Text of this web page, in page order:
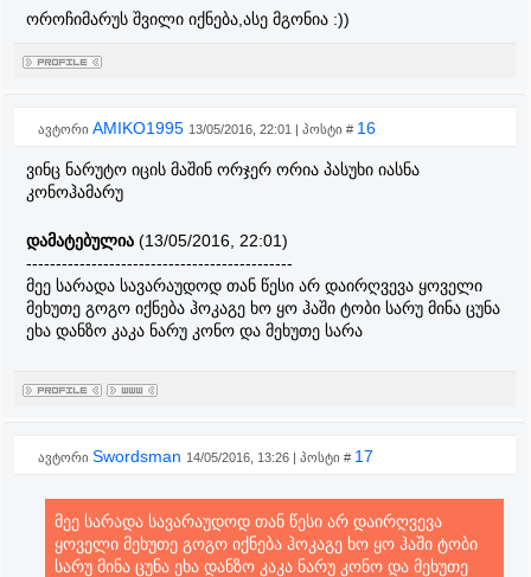
ოროჩიმარუს შვილი იქნება,ასე მგონია :))
ავტორი AMIKO1995 13/05/2016, 22:01 | პოსტი # 16
ვინც ნარუტო იცის მაშინ ორჯერ ორია პასუხი იასნა
კონოჰამარუ
დამატებულია (13/05/2016, 22:01)
---------------------------------------------
მეე სარადა სავარაუდოდ თან წესი არ დაირღვევა ყოველი
მეხუთე გოგო იქნება ჰოკაგე ხო ყო ჰაში ტობი სარუ მინა ცუნა
ეხა დანზო კაკა ნარუ კონო და მეხუთე სარა
ავტორი Swordsman 14/05/2016, 13:26 | პოსტი # 17
მეე სარადა სავარაუდოდ თან წესი არ დაირღვევა
ყოველი მეხუთე გოგო იქნება ჰოკაგე ხო ყო ჰაში ტობი
სარუ მინა ცუნა ეხა დანზო კაკა ნარუ კონო და მეხუთე